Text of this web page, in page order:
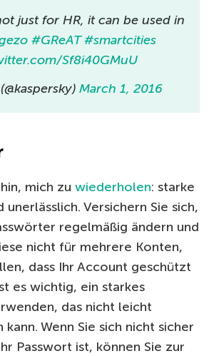
just for HR, it can be used in
#GReAT #smartcities
Sf8i40GMuU
March 1, 2016
mich zu wiederholen: starke
unerlässlich. Versichern Sie sich,
regelmäßig ändern und
nicht für mehrere Konten,
dass Ihr Account geschützt
es wichtig, ein starkes
das nicht leicht
Wenn Sie sich nicht sicher
Passwort ist, können Sie zur